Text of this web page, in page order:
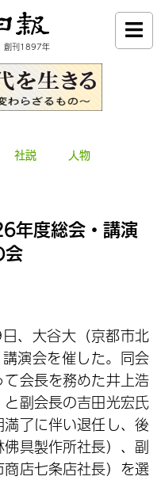
創刊1897年
社説 人物
年度総会・講演
会
、大谷大（京都市北
演会を催した。同会
会長を務めた井上浩
副会長の吉田光宏氏
満了に伴い退任し、後
具製作所社長）、副
店七条店社長）を選